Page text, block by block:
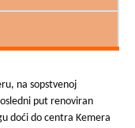
na sopstvenoj
put renoviran
doći do centra Kemera